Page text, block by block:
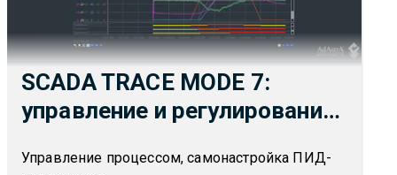
SCADA TRACE MODE 7:
управление и регулирование,
Управление процессом, самонастройка ПИД-